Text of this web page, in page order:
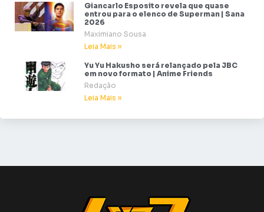
Giancarlo Esposito revela que quase
entrou para o elenco de Superman | Sana
2026
Maximiano Sousa
Leia Mais »
Yu Yu Hakusho será relançado pela JBC
em novo formato | Anime Friends
Redação
Leia Mais »